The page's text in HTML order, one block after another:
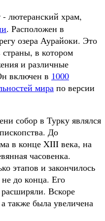
- лютеранский храм,
. Расположен в
озера Аурайоки. Это
в котором
и различные
включен в 1000
мира по версии
собор в Турку являлся
До
в конце XIII века, на
часовенка.
этапов и закончилось
до конца. Его
Вскоре
также была увеличена